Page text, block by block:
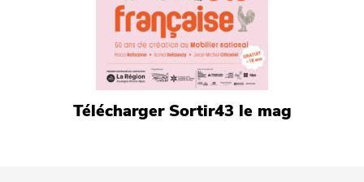
Télécharger Sortir43 le mag